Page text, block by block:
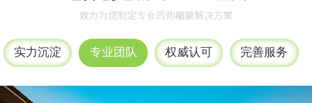
热缩管 红色
实力沉淀 专业团队 权威认可 完善服务